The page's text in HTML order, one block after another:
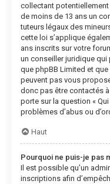
collectant
de moins de 13 ans un
tuteurs légaux des
cette loi s’applique
ans inscrits sur votre
un conseiller juridique qui
que phpBB Limited et
peuvent pas vous
donc pas être contactés
porte sur la question «
problèmes d’abus ou
Haut
Pourquoi ne puis-je pas
Il est possible qu’un
inscriptions afin